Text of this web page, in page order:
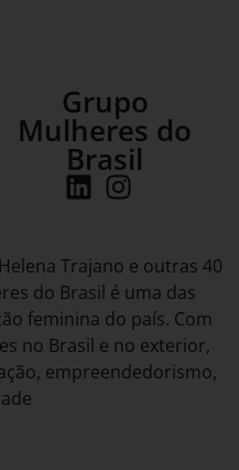
Grupo
Mulheres do
Brasil
Trajano e outras 40
do Brasil é uma das
feminina do país. Com
no Brasil e no exterior,
empreendedorismo,